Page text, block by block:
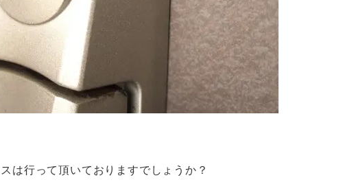
は行って頂いておりますでしょうか？